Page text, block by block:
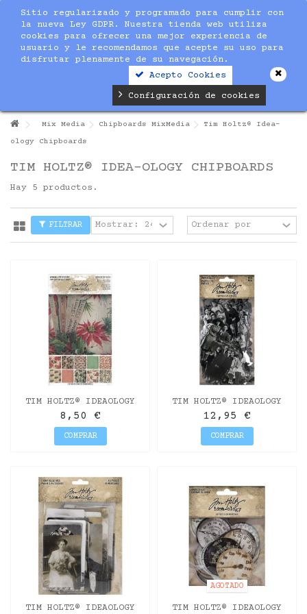
Sitio regularizado y programado para cumplir con
la nueva Ley GDPR. Nuestra tienda web utiliza
cookies para ofrecer una mejor experiencia de
usuario y le recomendamos que acepte su uso para
disfrutar plenamente de su navegación.
Acepto Cookies
Configuración de cookies
Mix Media Chipboards MixMedia
Tim Holtz® Idea-
ology Chipboards
TIM HOLTZ® IDEA-OLOGY CHIPBOARDS
Hay 5 productos.
FILTRAR
TIM HOLTZ® IDEAOLOGY
WORN WALLPAPER
8,50 €
COMPRAR
TIM HOLTZ® IDEAOLOGY
PAPER DOLLS MINI
12,95 €
COMPRAR
TIM HOLTZ® IDEAOLOGY
AGOTADO
TIM HOLTZ® IDEAOLOGY